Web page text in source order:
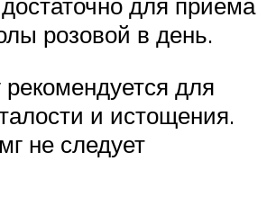
для приема
розовой в день.
для
и истощения.
не следует